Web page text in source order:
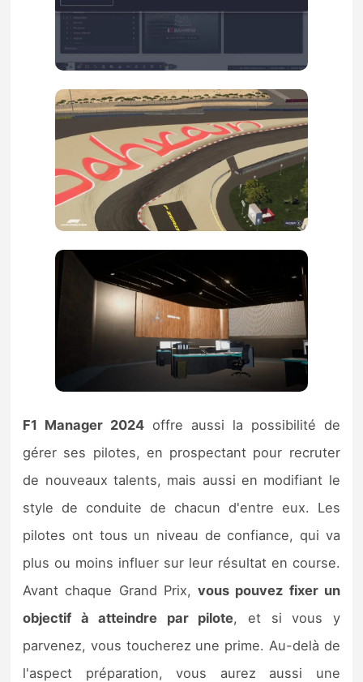
F1 Manager 2024 offre aussi la possibilité de
gérer ses pilotes, en prospectant pour recruter
de nouveaux talents, mais aussi en modifiant le
style de conduite de chacun d'entre eux. Les
pilotes ont tous un niveau de confiance, qui va
plus ou moins influer sur leur résultat en course.
Avant chaque Grand Prix,vous pouvez fixer un
objectif à atteindre par pilote, et si vous y
parvenez, vous toucherez une prime. Au-delà de
l'aspect préparation, vous aurez aussi une